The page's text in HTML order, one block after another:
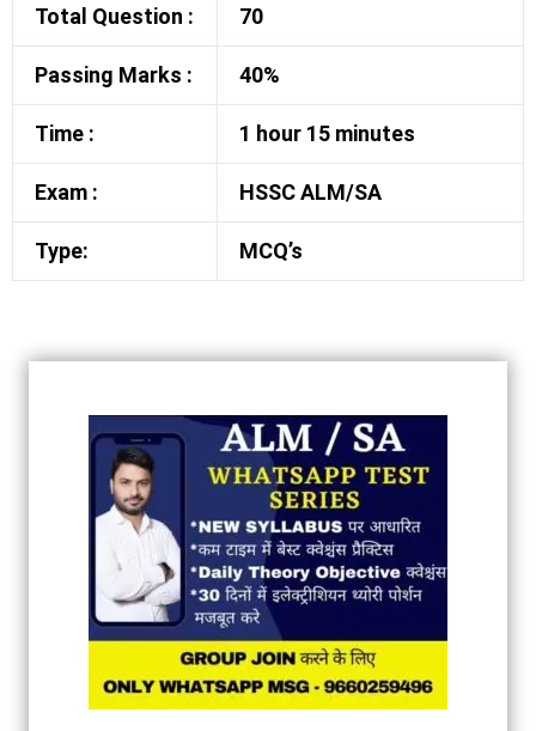
Total Question : 70
Passing Marks : 40%
Time : 1 hour 15 minutes
Exam : HSSC ALM/SA
Type: MCQ’s